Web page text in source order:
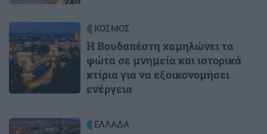
ΚΟΣΜΟΣ
Η Βουδαπέστη χαμηλώνει τα
φώτα σε μνημεία και ιστορικά
κτίρια για να εξοικονομήσει
ενέργεια
Image ΕΛΛΑΔΑ